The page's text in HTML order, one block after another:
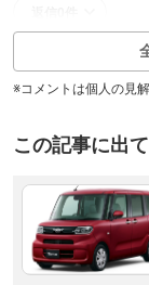
※コメントは個人の見
この記事に出